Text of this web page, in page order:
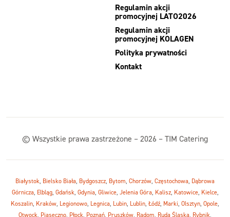
Regulamin akcji
promocyjnej LATO2026
Regulamin akcji
promocyjnej KOLAGEN
Polityka prywatności
Kontakt
© Wszystkie prawa zastrzeżone – 2026 – TIM Catering
Białystok, Bielsko Biała, Bydgoszcz, Bytom, Chorzów, Częstochowa, Dąbrowa
Górnicza, Elbląg, Gdańsk, Gdynia, Gliwice, Jelenia Góra, Kalisz, Katowice, Kielce,
Koszalin, Kraków, Legionowo, Legnica, Lubin, Lublin, Łódź, Marki, Olsztyn, Opole,
Otwock, Piaseczno, Płock, Poznań, Pruszków, Radom, Ruda Śląska, Rybnik,